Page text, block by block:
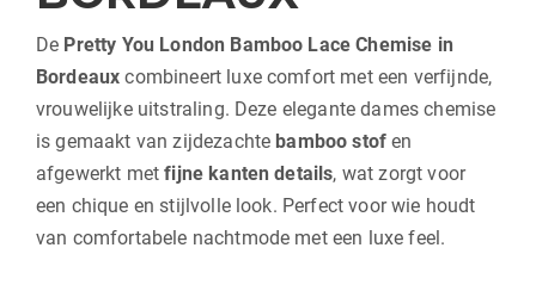
De Pretty You London Bamboo Lace Chemise in
Bordeaux combineert luxe comfort met een verfijnde,
vrouwelijke uitstraling. Deze elegante dames chemise
is gemaakt van zijdezachte bamboo stof en
afgewerkt metfijne kanten details, wat zorgt voor
een chique en stijlvolle look. Perfect voor wie houdt
van comfortabele nachtmode met een luxe feel.